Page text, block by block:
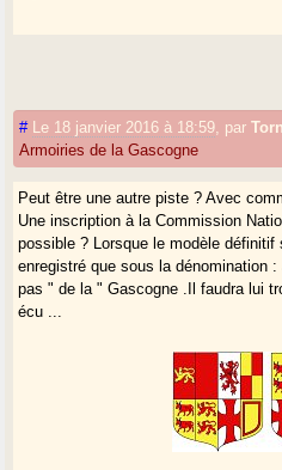
# Le 18 janvier 2016 à 18:59 par
Armoiries de la Gascogne
Peut être une autre piste ? Avec
Une inscription à la Commission
possible ? Lorsque le modèle définitif
enregistré que sous la dénomination
pas " de la " Gascogne .Il faudra lui
écu ...